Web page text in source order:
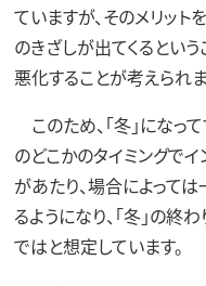
ていますが、そのメリッ
のきざしが出てくるとい
悪化することが考えられま
このため、「冬」になっ
のどこかのタイミングで
があたり、場合によって
るようになり、「冬」の
ではと想定しています。